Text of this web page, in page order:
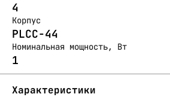
4
Корпус
PLCC-44
Номинальная мощность, Вт
1
Характеристики